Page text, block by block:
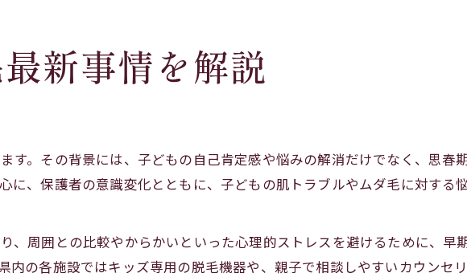
敏感肌の子供に適したキッズ脱毛施設の特徴
キッズ脱毛で肌トラブルを防ぐポイント解説
もこもこキッズスキンケアと脱毛の併用の工夫
どもの自己肯定感を高める脱毛体験
子供の脱毛体験が学校生活に与える効果
新事情を解説
す。その背景には、子どもの自己肯定感や悩みの解消だけでなく、思春
に、保護者の意識変化とともに、子どもの肌トラブルやムダ毛に対する
、周囲との比較やからかいといった心理的ストレスを避けるために、早
内の各施設ではキッズ専用の脱毛機器や、親子で相談しやすいカウンセ